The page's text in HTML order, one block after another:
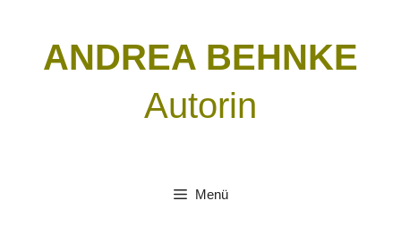
springenANDREA BEHNKE
Autorin
Menü